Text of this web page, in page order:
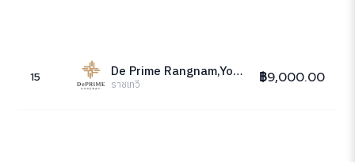
15 De Prime Rangnam,Your Tailor Made Hotel
ราชเทวี ฿9,000.00